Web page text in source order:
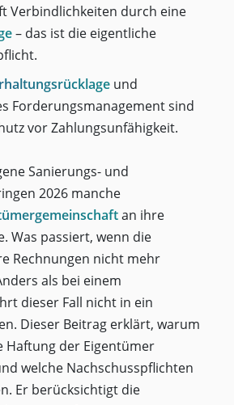
Verbindlichkeiten durch eine
– das ist die eigentliche
und
Forderungsmanagement sind
vor Zahlungsunfähigkeit.
Sanierungs- und
2026 manche
an ihre
Was passiert, wenn die
Rechnungen nicht mehr
als bei einem
dieser Fall nicht in ein
Dieser Beitrag erklärt, warum
Haftung der Eigentümer
welche Nachschusspflichten
Er berücksichtigt die